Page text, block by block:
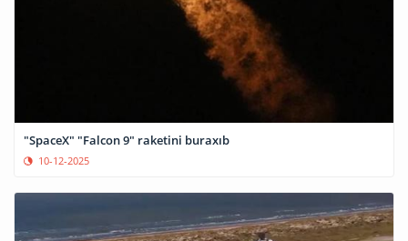
"SpaceX" "Falcon 9" raketini buraxıb
10-12-2025